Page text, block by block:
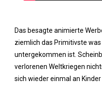
Das besagte animierte
ziemlich das Primitivste
untergekommen ist.
verlorenen Weltkriegen
sich wieder einmal an Kinder